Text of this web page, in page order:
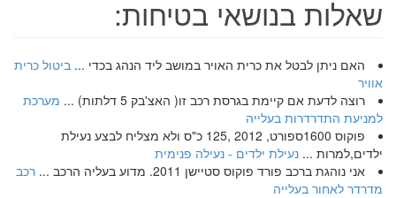
שאלות בנושאי בטיחות:
האם ניתן לבטל את כרית האויר במושב ליד הנהג בכדי ... ביטול כרית
אוויר
רוצה לדעת אם קיימת בגרסת רכב זו( האצ'בק 5 דלתות) ...
מערכת
למניעת התדרדרות בעלייה
פוקוס 1600ספורט, 2012 ,125 כ"ס ולא מצליח לבצע נעילת
ילדים,למרות ... נעילת ילדים - נעילה פנימית
אני נוהגת ברכב פורד פוקוס סטיישן 2011. מדוע בעליה הרכב ...
רכב
מדרדר לאחור בעלייה